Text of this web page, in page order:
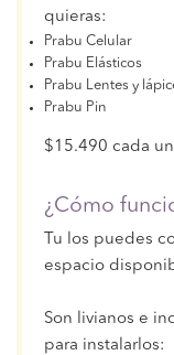
quieras:
Prabu Celular
Prabu Elásticos
Prabu Lentes y
Prabu Pin
$15.490 cada
¿Cómo
Tu los puedes
espacio
Son livianos e
para instalarlos: